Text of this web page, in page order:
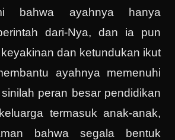
bahwa ayahnya hanya
dari-Nya, dan ia pun
dan ketundukan ikut
ayahnya memenuhi
peran besar pendidikan
termasuk anak-anak,
bahwa segala bentuk